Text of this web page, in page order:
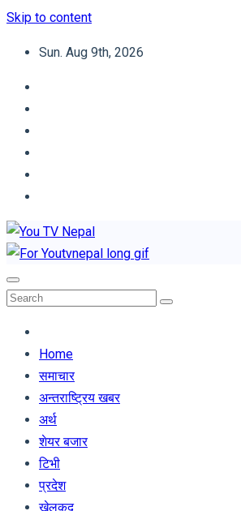
Skip to content
Sun. Aug 9th, 2026
Home
समाचार
अन्तराष्ट्रिय खबर
अर्थ
शेयर बजार
टिभी
प्रदेश
खेलकुद